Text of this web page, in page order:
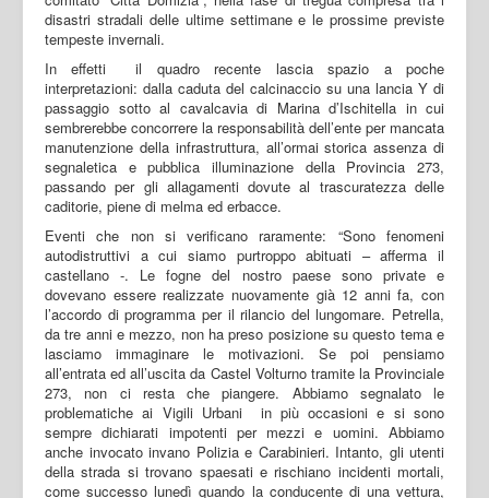
disastri stradali delle ultime settimane e le prossime previste
tempeste invernali.
In effetti il quadro recente lascia spazio a poche
interpretazioni: dalla caduta del calcinaccio su una lancia Y di
passaggio sotto al cavalcavia di Marina d’Ischitella in cui
sembrerebbe concorrere la responsabilità dell’ente per mancata
manutenzione della infrastruttura, all’ormai storica assenza di
segnaletica e pubblica illuminazione della Provincia 273,
passando per gli allagamenti dovute al trascuratezza delle
caditorie, piene di melma ed erbacce.
Eventi che non si verificano raramente: “Sono fenomeni
autodistruttivi a cui siamo purtroppo abituati – afferma il
castellano -. Le fogne del nostro paese sono private e
dovevano essere realizzate nuovamente già 12 anni fa, con
l’accordo di programma per il rilancio del lungomare. Petrella,
da tre anni e mezzo, non ha preso posizione su questo tema e
lasciamo immaginare le motivazioni. Se poi pensiamo
all’entrata ed all’uscita da Castel Volturno tramite la Provinciale
273, non ci resta che piangere. Abbiamo segnalato le
problematiche ai Vigili Urbani in più occasioni e si sono
sempre dichiarati impotenti per mezzi e uomini. Abbiamo
anche invocato invano Polizia e Carabinieri. Intanto, gli utenti
della strada si trovano spaesati e rischiano incidenti mortali,
come successo lunedì quando la conducente di una vettura,